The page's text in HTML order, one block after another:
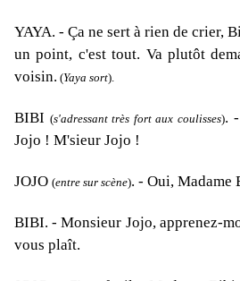
YAYA. - Ça ne sert à rien de crier,
un point, c'est tout. Va plutôt
voisin. (Yaya sort).
BIBI (s'adressant très fort aux coulisses).
Jojo ! M'sieur Jojo !
JOJO (entre sur scène). - Oui, Madame
BIBI. -Monsieur Jojo, apprenez-
vous plaît.